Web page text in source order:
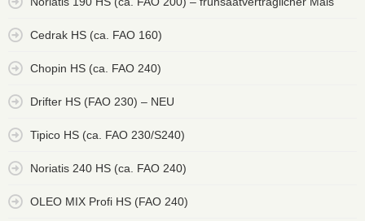
Cedrak HS (ca. FAO 160)
Chopin HS (ca. FAO 240)
Drifter HS (FAO 230) – NEU
Tipico HS (ca. FAO 230/S240)
Noriatis 240 HS (ca. FAO 240)
OLEO MIX Profi HS (FAO 240)